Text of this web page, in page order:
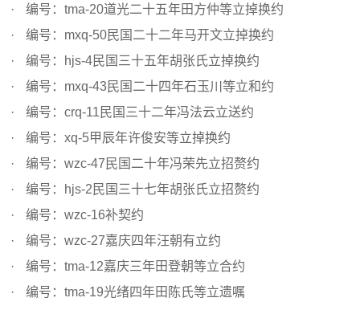
编号：tma-20道光二十五年田方仲等立掉换约
编号：mxq-50民国二十二年马开文立掉换约
编号：hjs-4民国三十五年胡张氏立掉换约
编号：mxq-43民国二十四年石玉川等立和约
编号：crq-11民国三十二年冯法云立送约
编号：xq-5甲辰年许俊安等立掉换约
编号：wzc-47民国二十年冯荣先立招赘约
编号：hjs-2民国三十七年胡张氏立招赘约
编号：wzc-16补契约
编号：wzc-27嘉庆四年汪朝有立约
编号：tma-12嘉庆三年田登朝等立合约
编号：tma-19光绪四年田陈氏等立遗嘱